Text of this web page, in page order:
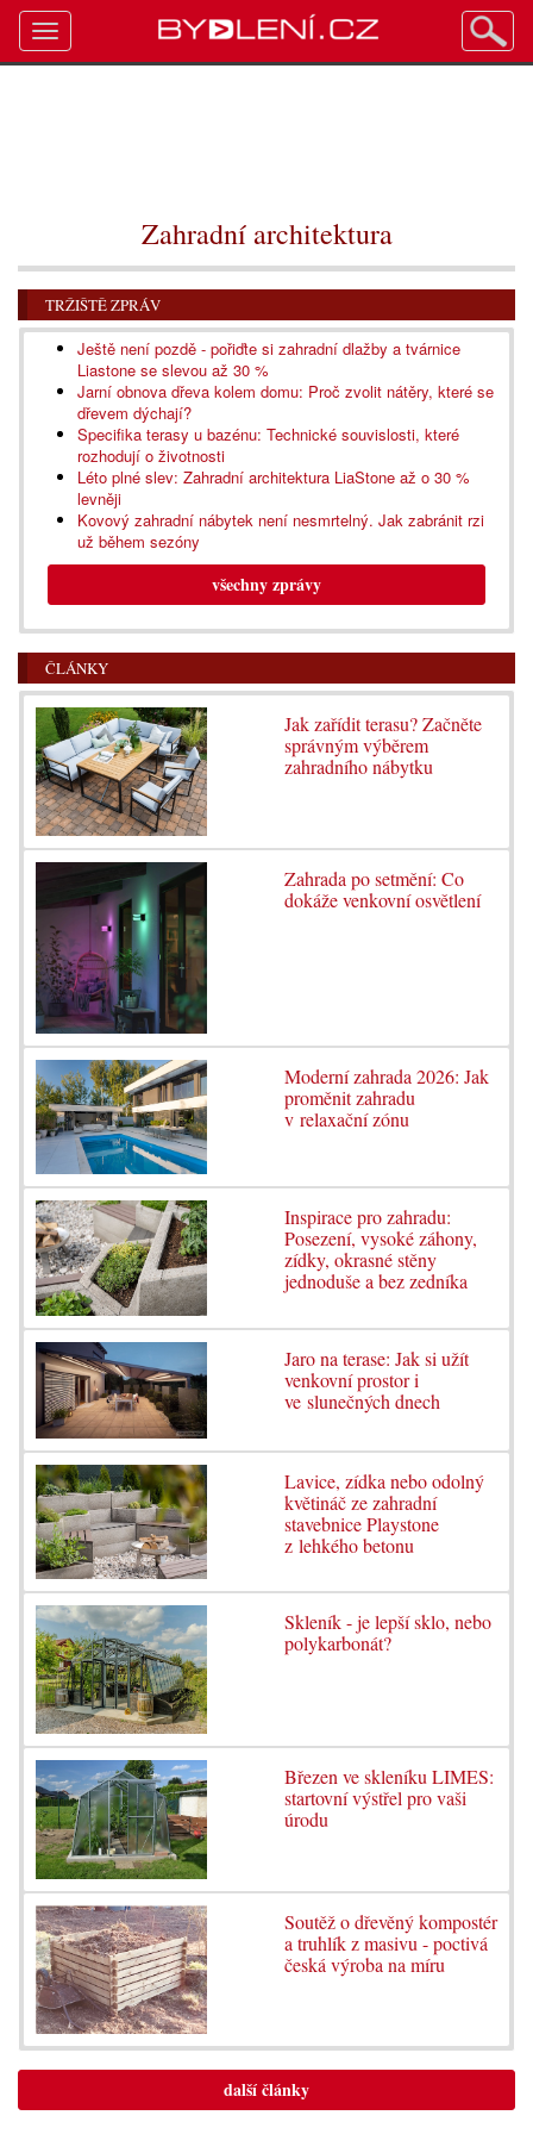
Zahradní architektura
TRŽIŠTĚ ZPRÁV
Ještě není pozdě - pořiďte si zahradní dlažby a tvárnice
Liastone se slevou až 30 %
Jarní obnova dřeva kolem domu: Proč zvolit nátěry, které se
dřevem dýchají?
Specifika terasy u bazénu: Technické souvislosti, které
rozhodují o životnosti
Léto plné slev: Zahradní architektura LiaStone až o 30 %
levněji
Kovový zahradní nábytek není nesmrtelný. Jak zabránit rzi
už během sezóny
všechny zprávy
ČLÁNKY
Jak zařídit terasu? Začněte
správným výběrem
zahradního nábytku
Zahrada po setmění: Co
dokáže venkovní osvětlení
Moderní zahrada 2026: Jak
proměnit zahradu
v relaxační zónu
Inspirace pro zahradu:
Posezení, vysoké záhony,
zídky, okrasné stěny
jednoduše a bez zedníka
Jaro na terase: Jak si užít
venkovní prostor i
ve slunečných dnech
Lavice, zídka nebo odolný
květináč ze zahradní
stavebnice Playstone
z lehkého betonu
Skleník - je lepší sklo, nebo
polykarbonát?
Březen ve skleníku LIMES:
startovní výstřel pro vaši
úrodu
Soutěž o dřevěný kompostér
a truhlík z masivu - poctivá
česká výroba na míru
další články
Toggle
navigation